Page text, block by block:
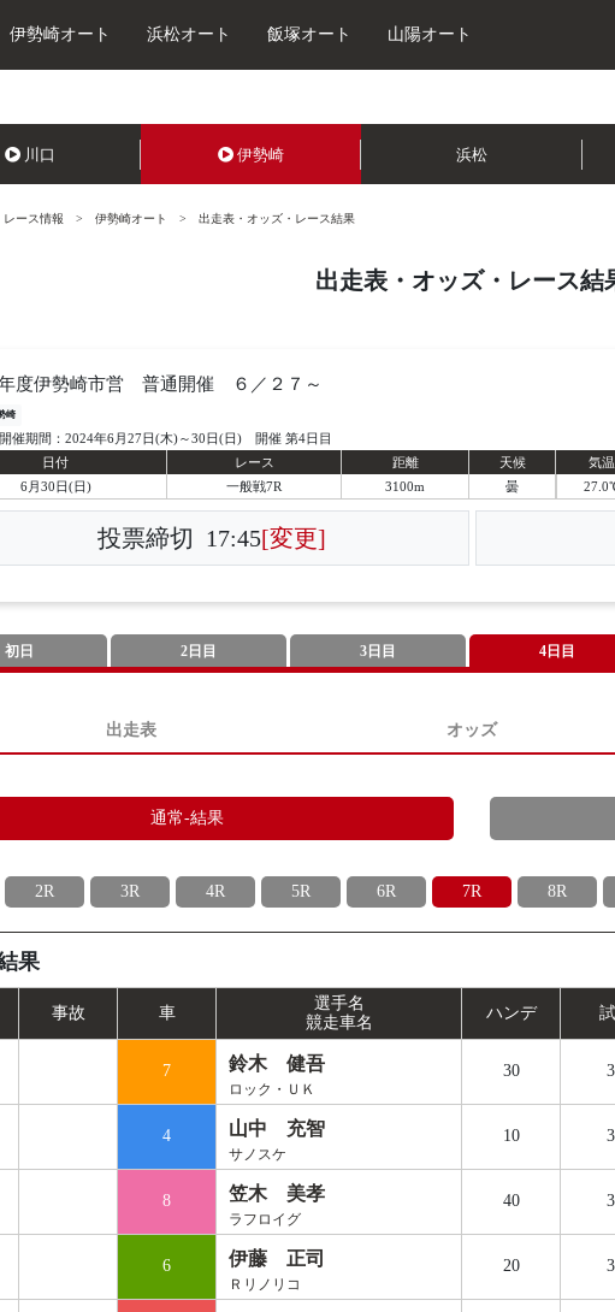
伊勢崎オート 浜松オート 飯塚オート 山陽オート
川口 伊勢崎 浜松
レース情報 伊勢崎オート 出走表・オッズ・レース結果
出走表・オッズ・レース結
度伊勢崎市営 普通開催 ６／２７～
崎
開催期間：2024年6月27日(木)～30日(日) 開催 第4日目
日付
レース 距離
天候
6月30日(日)
一般戦7R 3100m 曇
気温
投票締切 17:45[変更]
初日 2日目 3日目 4日目
出走表 オッズ
通常-結果
2R 3R 4R 5R 6R 7R 8R
果
事故 車
選手名
競走車名
ハンデ 試
7 鈴木 健吾
ロック・ＵＫ
30
4 山中 充智
サノスケ
10
8 笠木 美孝
ラフロイグ
40
6 伊藤 正司
Ｒリノリコ
20